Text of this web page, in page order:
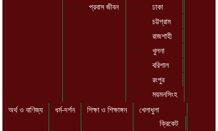
প্রবাস জীবন
ঢাকা
চট্টগ্রাম
রাজশাহী
খুলনা
বরিশাল
রংপুর
ময়মনসিংহ
অর্থ ও বাণিজ্য
ধর্ম-দর্শন শিক্ষা ও শিক্ষাঙ্গন
খেলাধুলা
ক্রিকেট